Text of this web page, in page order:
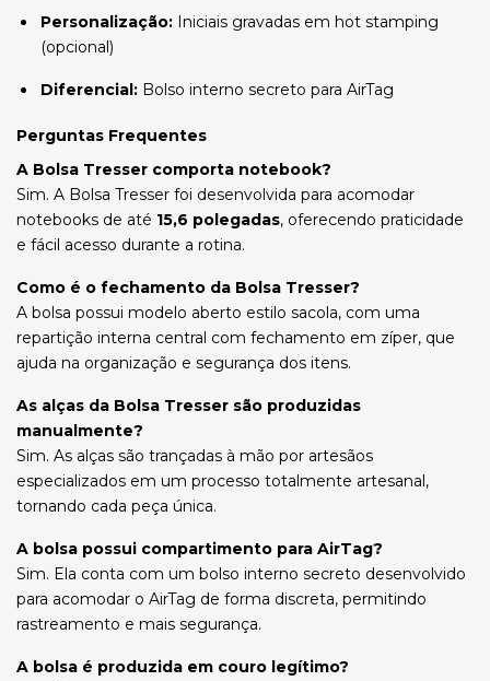
Personalização: Iniciais gravadas em hot stamping
(opcional)
Diferencial: Bolso interno secreto para AirTag
Perguntas Frequentes
A Bolsa Tresser comporta notebook?
Sim. A Bolsa Tresser foi desenvolvida para acomodar
notebooks de até 15,6 polegadas, oferecendo praticidade
e fácil acesso durante a rotina.
Como é o fechamento da Bolsa Tresser?
A bolsa possui modelo aberto estilo sacola, com uma
repartição interna central com fechamento em zíper, que
ajuda na organização e segurança dos itens.
As alças da Bolsa Tresser são produzidas
manualmente?
Sim. As alças são trançadas à mão por artesãos
especializados em um processo totalmente artesanal,
tornando cada peça única.
A bolsa possui compartimento para AirTag?
Sim. Ela conta com um bolso interno secreto desenvolvido
para acomodar o AirTag de forma discreta, permitindo
rastreamento e mais segurança.
A bolsa é produzida em couro legítimo?